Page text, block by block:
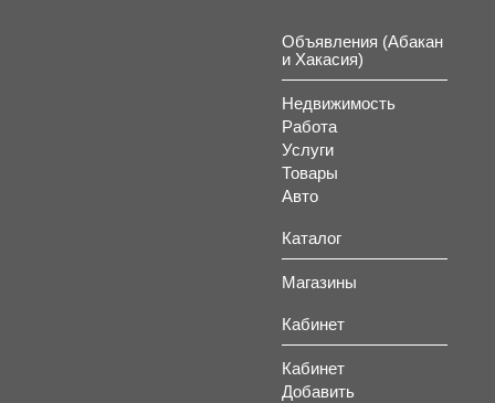
Объявления (Абакан
и Хакасия)
Недвижимость
Работа
Услуги
Товары
Авто
Каталог
Магазины
Кабинет
Кабинет
Добавить